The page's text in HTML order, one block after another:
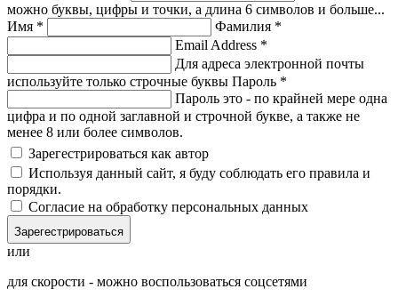
можно буквы, цифры и точки, а длина 6 символов и больше...
Имя * Фамилия *
Email Address *
Для адреса электронной почты
используйте только строчные буквы Пароль *
Пароль это - по крайней мере одна
цифра и по одной заглавной и строчной букве, а также не
менее 8 или более символов.
Зарегестрироваться как автор
Используя данный сайт, я буду соблюдать его правила и
порядки.
Согласие на обработку персональных данных
Зарегестрироваться
или
для скорости - можно воспользоваться соцсетями